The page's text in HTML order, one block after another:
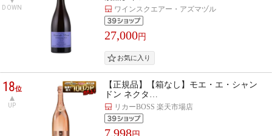
DOWN ワインスクエアー・アズマヅル
27,000円
18位
UP
【正規品】【箱なし】モエ・エ・シャン
ドン ネクタ…
リカーBOSS 楽天市場店
7,998